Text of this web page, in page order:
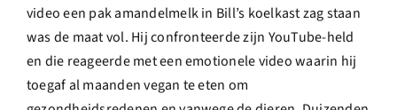
video een pak amandelmelk in Bill’s koelkast zag staan
was de maat vol. Hij confronteerde zijn YouTube-held
en die reageerde met een emotionele video waarin hij
toegaf al maanden vegan te eten om